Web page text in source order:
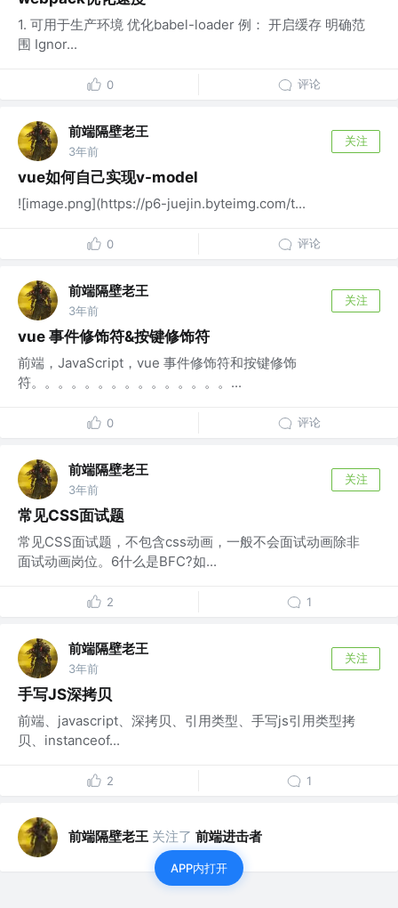
1. 可用于生产环境 优化babel-loader 例： 开启缓存 明确范
围 Ignor...
0 评论
前端隔壁老王
3年前
关注
vue如何自己实现v-model
![image.png](https://p6-juejin.byteimg.com/t...
0 评论
前端隔壁老王
3年前
关注
vue 事件修饰符&按键修饰符
前端，JavaScript，vue 事件修饰符和按键修饰
符。。。。。。。。。。。。。。。...
0 评论
前端隔壁老王
3年前
关注
常见CSS面试题
常见CSS面试题，不包含css动画，一般不会面试动画除非
面试动画岗位。6什么是BFC?如...
2 1
前端隔壁老王
3年前
关注
手写JS深拷贝
前端、javascript、深拷贝、引用类型、手写js引用类型拷
贝、instanceof...
2 1
前端隔壁老王 关注了 前端进击者
APP内打开